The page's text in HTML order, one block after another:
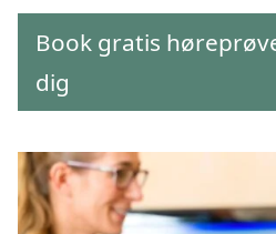
Book gratis
dig